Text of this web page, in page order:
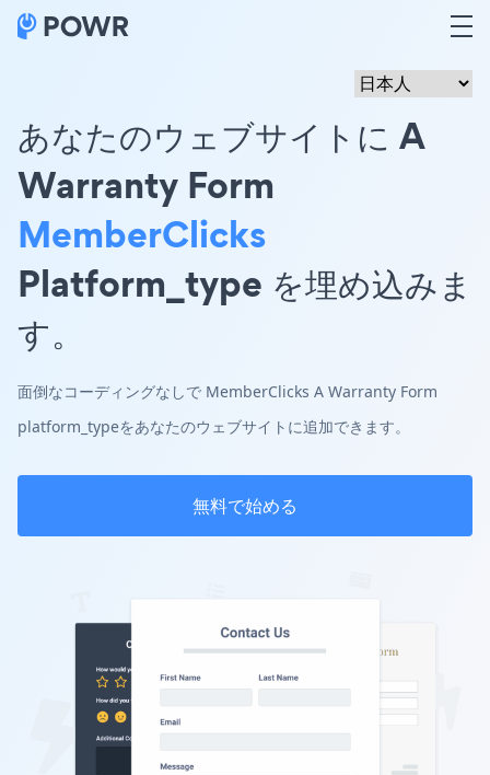
あなたのウェブサイトに A
Warranty Form
MemberClicks
Platform_type を埋め込みま
す。
面倒なコーディングなしで MemberClicks A Warranty Form
platform_typeをあなたのウェブサイトに追加できます。
無料で始める